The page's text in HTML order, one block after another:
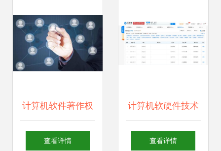
赋能数字化转型
计算机软件著作权
登记流程详解与技
查看详情
计算机软硬件技术
开发现状与趋势
查看详情